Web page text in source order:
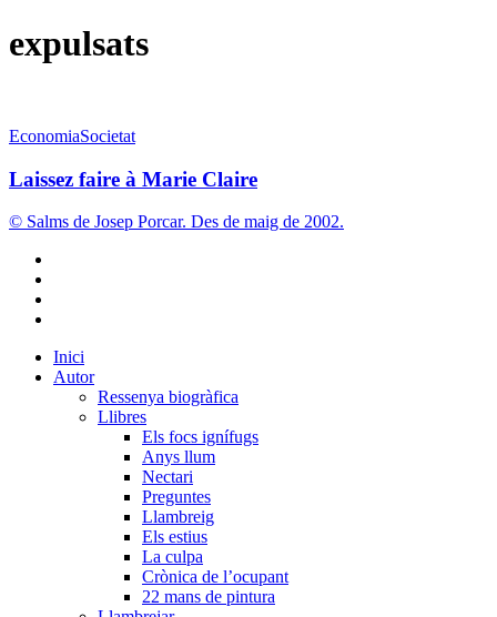
expulsats
Laissez
à
Marie
Claire
EconomiaSocietat
Laissez faire à Marie Claire
© Salms de Josep Porcar. Des de maig de 2002.
Close
Menu
Inici
Autor
Ressenya biogràfica
Llibres
Els focs ignífugs
Anys llum
Nectari
Preguntes
Llambreig
Els estius
La culpa
Crònica de l’ocupant
22 mans de pintura